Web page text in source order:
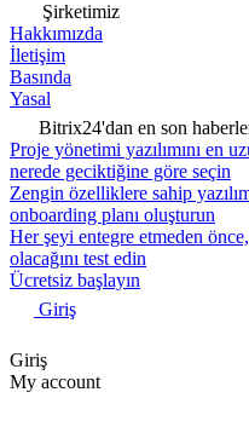
Şirketimiz
Hakkımızda
İletişim
Basında
Yasal
Bitrix24'dan en son
Proje yönetimi yazılımını en
nerede geciktiğine göre seçin
Zengin özelliklere sahip
onboarding planı oluşturun
Her şeyi entegre etmeden
olacağını test edin
Ücretsiz başlayın
Giriş
Giriş
My account